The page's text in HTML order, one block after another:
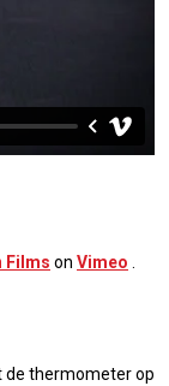
Films on Vimeo .
de thermometer op